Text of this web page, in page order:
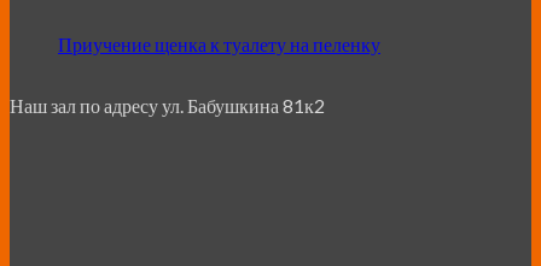
Приучение щенка к туалету на пеленку
Наш зал по адресу ул. Бабушкина 81к2